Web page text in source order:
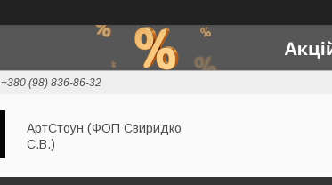
+380 (98) 836-86-32
АртСтоун (ФОП Свиридко
С.В.)